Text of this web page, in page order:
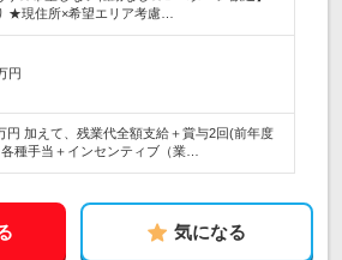
★現住所×希望エリア考慮…
円
円 加えて、残業代全額支給＋賞与2回(前年度
種手当＋インセンティブ（業…
気になる